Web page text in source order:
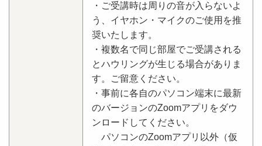
・ご受講時は周りの音が入らないよ
う、イヤホン・マイクのご使用を推
奨いたします。
・複数名で同じ部屋でご受講される
とハウリングが生じる場合がありま
す。ご留意ください。
・事前に各自のパソコン端末に最新
のバージョンのZoomアプリをダウ
ンロードしてください。
パソコンのZoomアプリ以外（仮